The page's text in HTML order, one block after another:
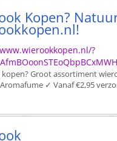
Kopen?
?
Groot assortiment
✓ Vanaf €2,95